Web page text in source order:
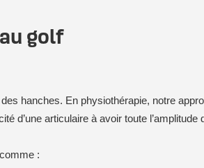
golf
hanches. En physiothérapie, notre
d’une articulaire à avoir toute
: